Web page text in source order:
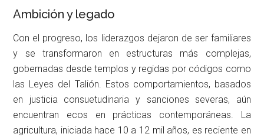
Ambición y legado
Con el progreso, los liderazgos dejaron de ser familiares
y se transformaron en estructuras más complejas,
gobernadas desde templos y regidas por códigos como
las Leyes del Talión. Estos comportamientos, basados
en justicia consuetudinaria y sanciones severas, aún
encuentran ecos en prácticas contemporáneas. La
agricultura, iniciada hace 10 a 12 mil años, es reciente en